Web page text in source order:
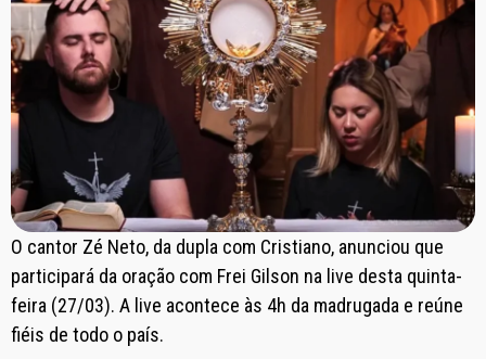
O cantor Zé Neto, da dupla com Cristiano, anunciou que
participará da oração com Frei Gilson na live desta quinta-
feira (27/03). A live acontece às 4h da madrugada e reúne
fiéis de todo o país.